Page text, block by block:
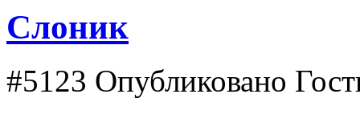
Cлоник
#5123 Опубликовано